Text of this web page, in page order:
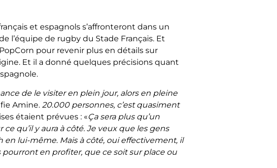
et espagnols s’affronteront dans un
l’équipe de rugby du Stade Français. Et
pour revenir plus en détails sur
Et il a donné quelques précisions quant
de le visiter en plein jour, alors en pleine
Amine. 20.000 personnes, c’est quasiment
étaient prévues : «Ça sera plus qu’un
qu’il y aura à côté. Je veux que les gens
lui-même. Mais à côté, oui effectivement, il
en profiter, que ce soit sur place ou